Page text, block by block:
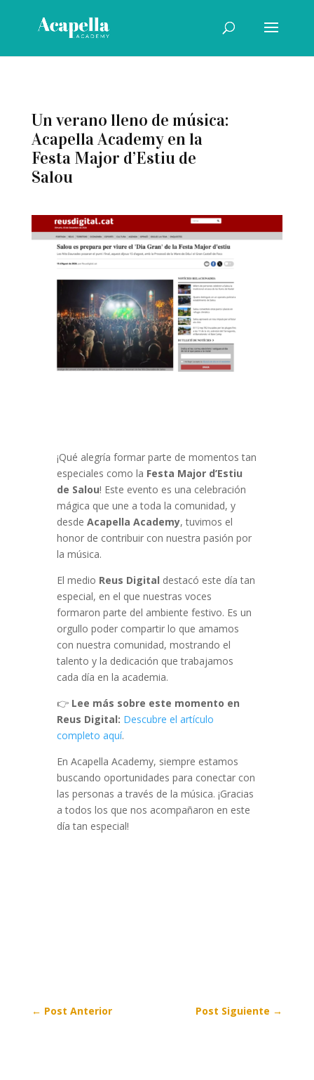
Un verano lleno de música:
Acapella Academy en la
Festa Major d’Estiu de
Salou
¡Qué alegría formar parte de momentos tan
especiales como la Festa Major d’Estiu
de Salou! Este evento es una celebración
mágica que une a toda la comunidad, y
desde Acapella Academy, tuvimos el
honor de contribuir con nuestra pasión por
la música.
El medio Reus Digital destacó este día tan
especial, en el que nuestras voces
formaron parte del ambiente festivo. Es un
orgullo poder compartir lo que amamos
con nuestra comunidad, mostrando el
talento y la dedicación que trabajamos
cada día en la academia.
👉 Lee más sobre este momento en
Reus Digital: Descubre el artículo
completo aquí.
En Acapella Academy, siempre estamos
buscando oportunidades para conectar con
las personas a través de la música. ¡Gracias
a todos los que nos acompañaron en este
día tan especial!
← Post Anterior Post Siguiente →